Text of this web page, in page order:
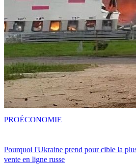
Pourquoi l'Ukraine prend pour cible la
vente en ligne russe
PROÉCONOMIE